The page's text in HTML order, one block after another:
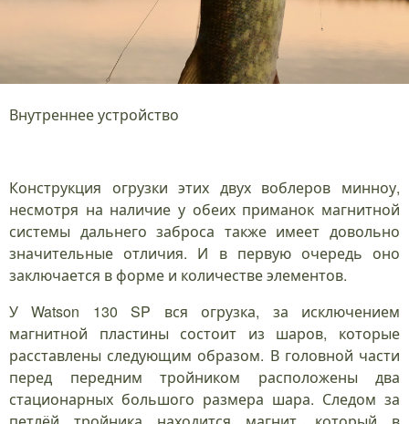
Внутреннее устройство
Конструкция огрузки этих двух воблеров минноу,
несмотря на наличие у обеих приманок магнитной
системы дальнего заброса также имеет довольно
значительные отличия. И в первую очередь оно
заключается в форме и количестве элементов.
У Watson 130 SP вся огрузка, за исключением
магнитной пластины состоит из шаров, которые
расставлены следующим образом. В головной части
перед передним тройником расположены два
стационарных большого размера шара. Следом за